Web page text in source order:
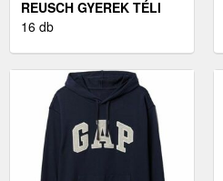
REUSCH GYEREK TÉLI
KESZTYŰ GYEREK TÉLI
16 db